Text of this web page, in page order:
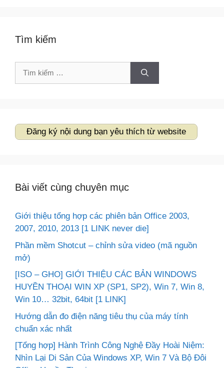
Tìm kiếm
Tìm
Đăng ký nội dung bạn yêu thích từ website
Bài viết cùng chuyên mục
Giới thiệu tổng hợp các phiên bản Office 2003,
2007, 2010, 2013 [1 LINK never die]
Phần mềm Shotcut – chỉnh sửa video (mã nguồn
mở)
[ISO – GHO] GIỚI THIỆU CÁC BẢN WINDOWS
HUYỀN THOẠI WIN XP (SP1, SP2), Win 7, Win 8,
Win 10… 32bit, 64bit [1 LINK]
Hướng dẫn đo điện năng tiêu thụ của máy tính
chuẩn xác nhất
[Tổng hợp] Hành Trình Công Nghệ Đầy Hoài Niệm:
Nhìn Lại Di Sản Của Windows XP, Win 7 Và Bộ Đôi